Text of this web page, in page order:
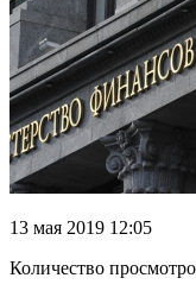
13 мая 2019 12:05
Количество